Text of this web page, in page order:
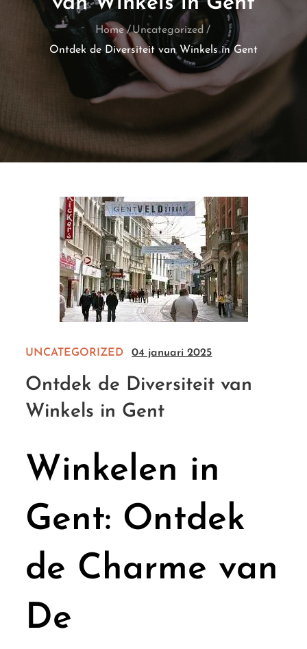
Home
Uncategorized
Ontdek de Diversiteit van Winkels in Gent
UNCATEGORIZED 04 januari 2025
Ontdek de Diversiteit van
Winkels in Gent
Winkelen in
Gent: Ontdek
de Charme van
De